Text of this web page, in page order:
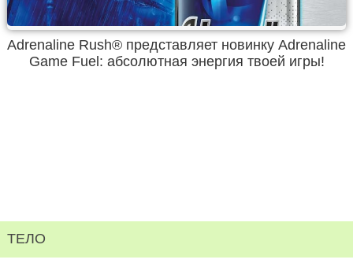
Adrenaline Rush® представляет новинку Adrenaline
Game Fuel: абсолютная энергия твоей игры!
ТЕЛО